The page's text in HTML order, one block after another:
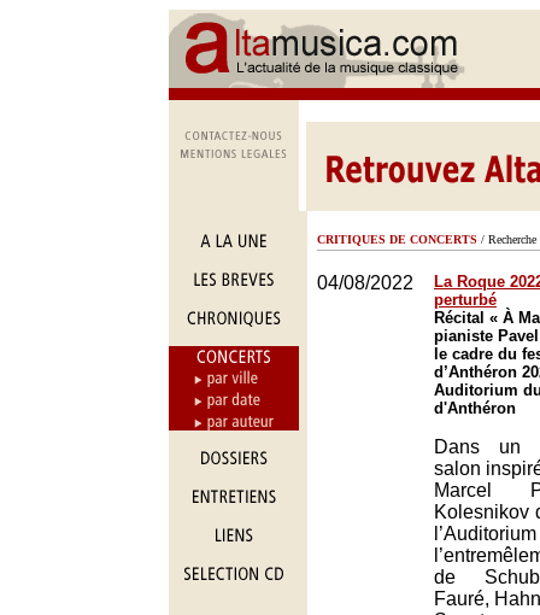
CRITIQUES DE CONCERTS / Recherche
04/08/2022
La Roque
perturbé
Récital « À
pianiste
le cadre du
d’Anthéron
Auditorium
d'Anthéron
Dans un
salon
Marcel
Kolesnikov
de
Fauré,